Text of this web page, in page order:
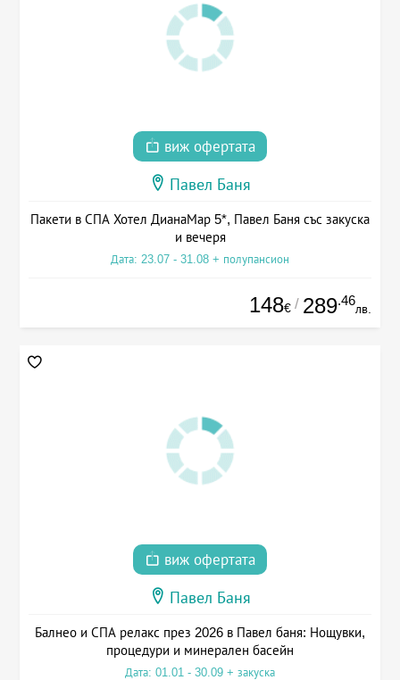
виж офертата
Павел Баня
Пакети в СПА Хотел ДианаМар 5*, Павел Баня със закуска
и вечеря
Дата: 23.07 - 31.08 + полупансион
148€ / 289.46
лв.
виж офертата
Павел Баня
Балнео и СПА релакс през 2026 в Павел баня: Нощувки,
процедури и минерален басейн
Дата: 01.01 - 30.09 + закуска